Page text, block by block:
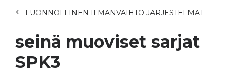
LUONNOLLINEN ILMANVAIHTO JÄRJESTELMÄT
seinä muoviset sarjat
SPK3